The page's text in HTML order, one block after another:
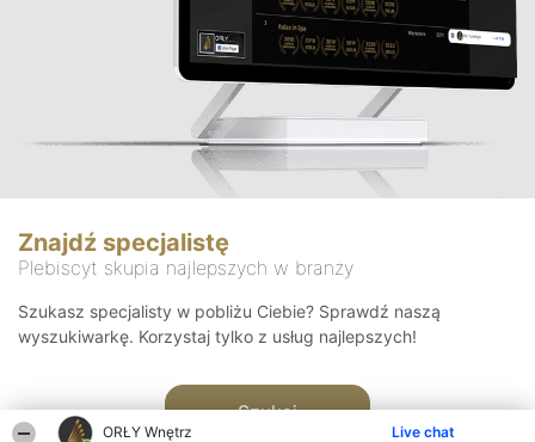
ORŁY Wnętrz Live chat
Znajdź specjalistę
Plebiscyt skupia najlepszych w branży
Szukasz specjalisty w pobliżu Ciebie? Sprawdź naszą
wyszukiwarkę. Korzystaj tylko z usług najlepszych!
Szukaj